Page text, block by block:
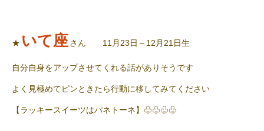
★ いて座さん 11月23日～12月21日生
自分自身をアップさせてくれる話がありそうです
よく見極めてピンときたら行動に移してみてください
【ラッキースイーツはパネトーネ】♧♧♧♧